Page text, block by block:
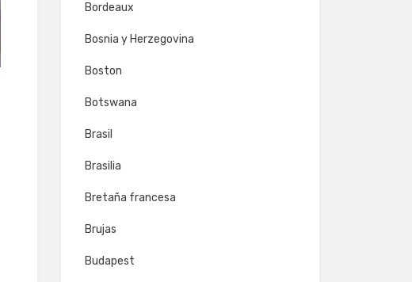
Bordeaux
Bosnia y Herzegovina
Boston
Botswana
Brasil
Brasilia
Bretaña francesa
Brujas
Budapest